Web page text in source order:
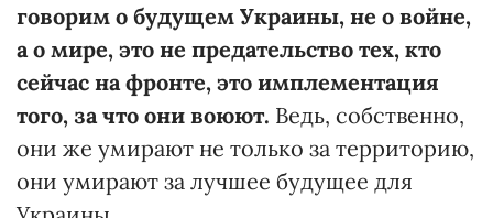
говорим о будущем Украины, не о войне,
а о мире, это не предательство тех, кто
сейчас на фронте, это имплементация
того, за что они воюют. Ведь, собственно,
они же умирают не только за территорию,
они умирают за лучшее будущее для